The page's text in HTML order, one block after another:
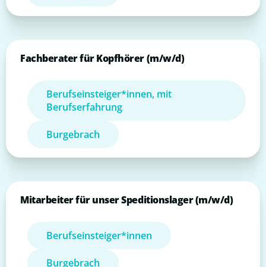
Fachberater für Kopfhörer (m/w/d)
Berufseinsteiger*innen, mit
Berufserfahrung
Burgebrach
Mitarbeiter für unser Speditionslager (m/w/d)
Berufseinsteiger*innen
Burgebrach